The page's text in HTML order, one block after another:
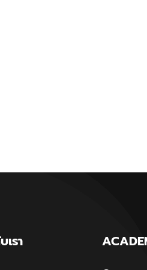
เรา